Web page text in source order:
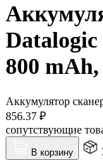
Datalogic
800 mAh,
Аккумулятор
856.37 ₽
сопутствующие
В корзину